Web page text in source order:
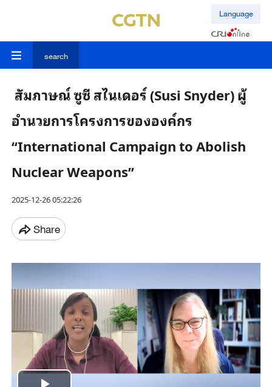
Language
search
สัมภาษณ์ ซูซี สไนเดอร์ (Susi Snyder) ผู้
อำนวยการโครงการขององค์กร
“International Campaign to Abolish
Nuclear Weapons”
2025-12-26 05:22:26
Share